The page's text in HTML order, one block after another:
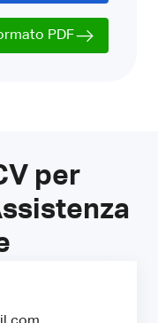
PDF
per